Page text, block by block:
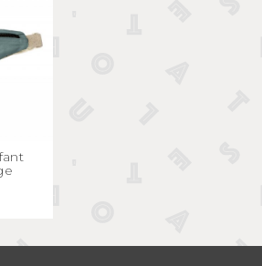
RAPIDE